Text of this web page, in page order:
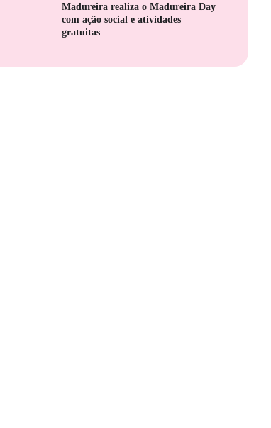
Madureira realiza o Madureira Day
com ação social e atividades
gratuitas